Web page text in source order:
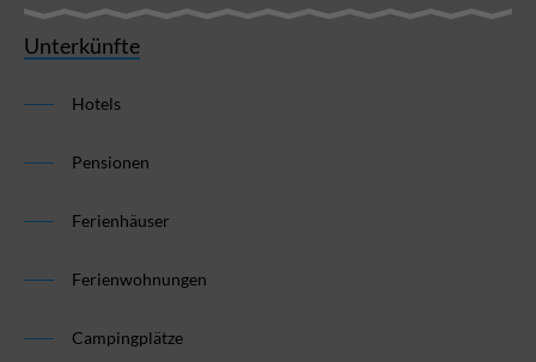
Unterkünfte
Hotels
Pensionen
Ferienhäuser
Ferienwohnungen
Campingplätze